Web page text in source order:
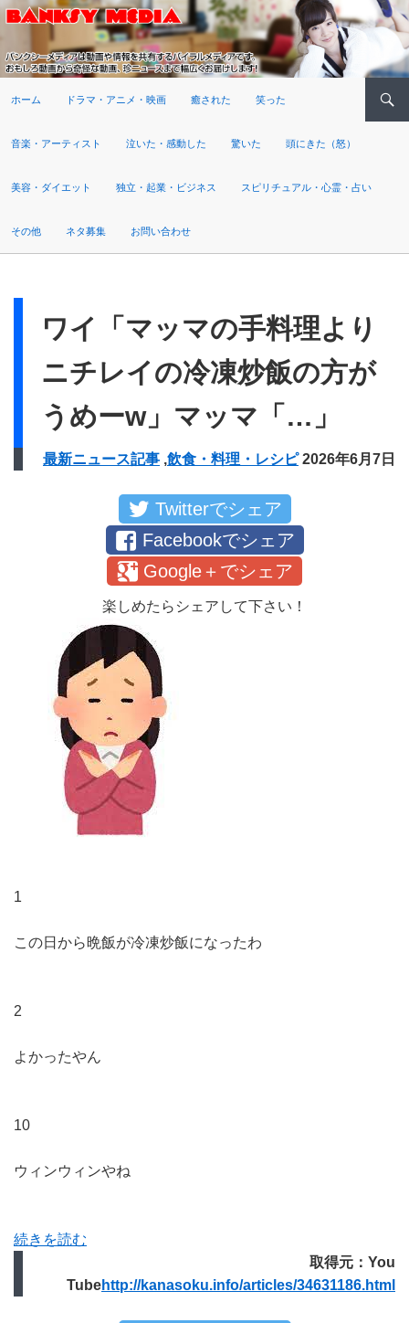
ホーム ドラマ・アニメ・映画 癒された 笑った
音楽・アーティスト 泣いた・感動した 驚いた 頭にきた（怒）
美容・ダイエット 独立・起業・ビジネス スピリチュアル・心霊・占い
その他 ネタ募集 お問い合わせ
ワイ「マッマの手料理より
ニチレイの冷凍炒飯の方が
うめーw」マッマ「…」
最新ニュース記事 ,飲食・料理・レシピ2026年6月7日
Twitterでシェア
Facebookでシェア
Google＋でシェア
楽しめたらシェアして下さい！
1
この日から晩飯が冷凍炒飯になったわ
2
よかったやん
10
ウィンウィンやね
続きを読む
取得元：You
Tubehttp://kanasoku.info/articles/34631186.html